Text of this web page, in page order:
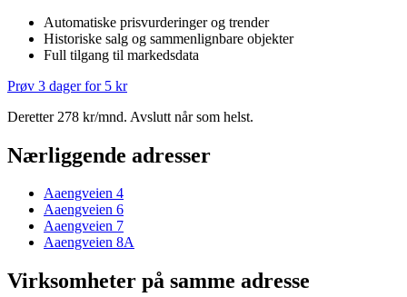
Automatiske prisvurderinger og trender
Historiske salg og sammenlignbare objekter
Full tilgang til markedsdata
Prøv 3 dager for 5 kr
Deretter 278 kr/mnd. Avslutt når som helst.
Nærliggende adresser
Aaengveien 4
Aaengveien 6
Aaengveien 7
Aaengveien 8A
Virksomheter på samme adresse